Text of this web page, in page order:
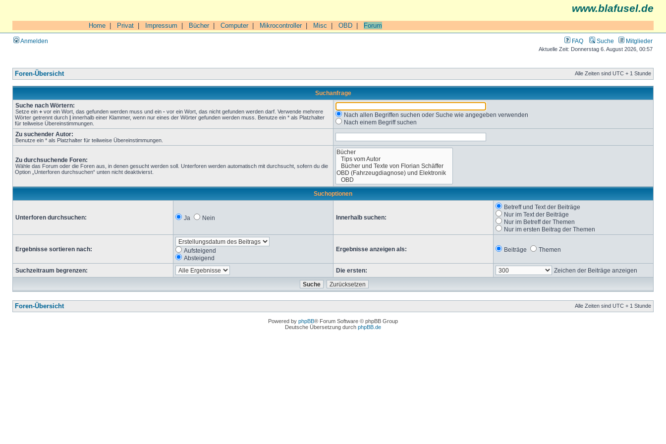
www.blafusel.de
Home Privat Impressum Bücher| Computer| Mikrocontroller| Misc OBD Forum
Anmelden FAQ Suche Mitglieder
Aktuelle Zeit: Donnerstag 6. August 2026, 00:57
Foren-Übersicht Alle Zeiten sind UTC + 1 Stunde
Suchanfrage
Suche nach Wörtern:
Setze ein + vor ein Wort, das gefunden werden muss und ein - vor ein Wort, das nicht gefunden werden darf. Verwende mehrere
Wörter getrennt durch | innerhalb einer Klammer, wenn nur eines der Wörter gefunden werden muss. Benutze ein * als Platzhalter
für teilweise Übereinstimmungen.
Nach allen Begriffen suchen oder Suche wie angegeben verwenden
Nach einem Begriff suchen
Zu suchender Autor:
Benutze ein * als Platzhalter für teilweise Übereinstimmungen.
Zu durchsuchende Foren:
Wähle das Forum oder die Foren aus, in denen gesucht werden soll. Unterforen werden automatisch mit durchsucht, sofern du die
Option „Unterforen durchsuchen“ unten nicht deaktivierst.
Suchoptionen
Unterforen durchsuchen: Ja Nein Innerhalb suchen:
Betreff und Text der Beiträge
Nur im Text der Beiträge
Nur im Betreff der Themen
Nur im ersten Beitrag der Themen
Ergebnisse sortieren nach:
Aufsteigend
Absteigend
Ergebnisse anzeigen als: Beiträge Themen
Suchzeitraum begrenzen: Die ersten: Zeichen der Beiträge anzeigen
Foren-Übersicht Alle Zeiten sind UTC + 1 Stunde
Powered by phpBB® Forum Software © phpBB Group
Deutsche Übersetzung durch phpBB.de